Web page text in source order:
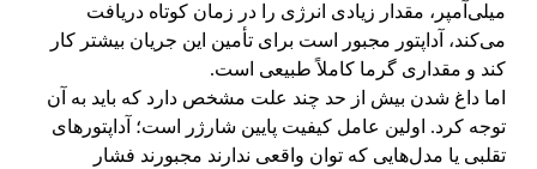
میلی‌آمپر، مقدار زیادی انرژی را در زمان کوتاه دریافت
می‌کند، آداپتور مجبور است برای تأمین این جریان بیشتر کار
کند و مقداری گرما کاملاً طبیعی است.
اما داغ شدن بیش از حد چند علت مشخص دارد که باید به آن
توجه کرد. اولین عامل کیفیت پایین شارژر است؛ آداپتورهای
تقلبی یا مدل‌هایی که توان واقعی ندارند مجبورند فشار